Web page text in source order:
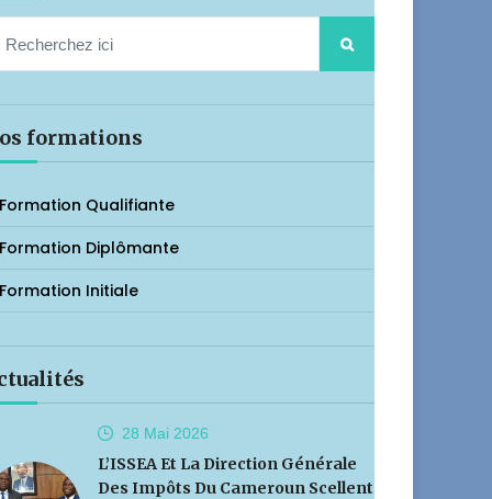
formations
Formation Qualifiante
Formation Diplômante
Formation Initiale
28 Mai 2026
L’ISSEA Et La Direction Générale
Des Impôts Du Cameroun Scellent